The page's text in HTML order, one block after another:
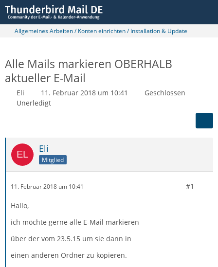
Allgemeines Arbeiten / Konten einrichten / Installation & Update
Alle Mails markieren OBERHALB
aktueller E-Mail
Eli 11. Februar 2018 um 10:41
Geschlossen
Unerledigt
Eli
Mitglied
11. Februar 2018 um 10:41 #1
Hallo,
ich möchte gerne alle E-Mail markieren
über der vom 23.5.15 um sie dann in
einen anderen Ordner zu kopieren.